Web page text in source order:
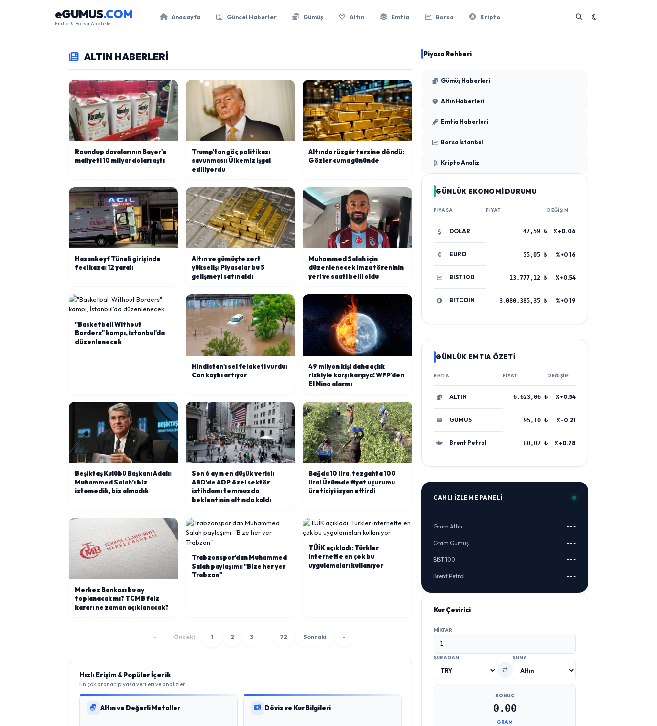
eGUMUS.COM
Emtia & Borsa Analizleri
Anasayfa Güncel Haberler Gümüş Altın Emtia Borsa Kripto
ALTIN HABERLERİ
Roundup davalarının Bayer'e
maliyeti 10 milyar doları aştı
Trump'tan göç politikası
savunması: Ülkemiz işgal
ediliyordu
Altında rüzgâr tersine döndü:
Gözler cuma gününde
Hasankeyf Tüneli girişinde
feci kaza: 12 yaralı
Altın ve gümüşte sert
yükseliş: Piyasalar bu 5
gelişmeyi satın aldı
Muhammed Salah için
düzenlenecek imza töreninin
yeri ve saati belli oldu
"Basketball Without
Borders" kampı, İstanbul'da
düzenlenecek
Hindistan'ı sel felaketi vurdu:
Can kaybı artıyor
49 milyon kişi daha açlık
riskiyle karşı karşıya! WFP'den
El Nino alarmı
Beşiktaş Kulübü Başkanı Adalı:
Muhammed Salah’ı biz
istemedik, biz almadık
Son 6 ayın en düşük verisi:
ABD'de ADP özel sektör
istihdamı temmuzda
beklentinin altında kaldı
Bağda 10 lira, tezgahta 100
lira! Üzümde fiyat uçurumu
üreticiyi isyan ettirdi
Merkez Bankası bu ay
toplanacak mı? TCMB faiz
kararı ne zaman açıklanacak?
Trabzonspor'dan Muhammed
Salah paylaşımı: "Bize her yer
Trabzon"
TÜİK açıkladı: Türkler
internette en çok bu
uygulamaları kullanıyor
« Önceki 1 2 3 72 Sonraki »
Hızlı Erişim & Popüler İçerik
En çok aranan piyasa verileri ve analizler
Altın ve Değerli Metaller Döviz ve Kur Bilgileri
Piyasa Rehberi
Gümüş Haberleri
Altın Haberleri
Emtia Haberleri
Borsa İstanbul
Kripto Analiz
GÜNLÜK EKONOMİ DURUMU
PIYASA FIYAT DEĞIŞIM
DOLAR 47,59 ₺ %+0.06
EURO 55,05 ₺ %+0.16
BIST 100 13.777,12 ₺ %+0.54
BITCOIN 3.080.385,35 ₺ %+0.19
GÜNLÜK EMTIA ÖZETİ
EMTIA FIYAT DEĞIŞIM
ALTIN 6.623,06 ₺ %+0.54
GUMUS 95,10 ₺ %-0.21
Brent Petrol 80,07 ₺ %+0.78
CANLI İZLEME PANELI
Gram Altın ---
Gram Gümüş ---
BIST 100 ---
Brent Petrol ---
Kur Çevirici
MIKTAR
ŞURADAN ŞUNA
SONUÇ
0.00
GRAM